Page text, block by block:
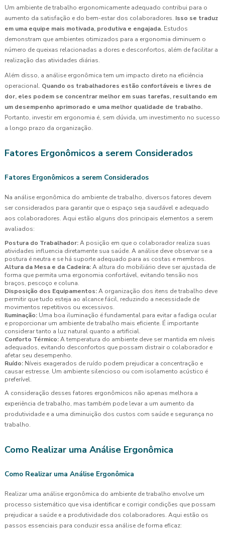
Um ambiente de trabalho ergonomicamente adequado contribui para o
aumento da satisfação e do bem-estar dos colaboradores. Isso se traduz
em uma equipe mais motivada, produtiva e engajada. Estudos
demonstram que ambientes otimizados para a ergonomia diminuem o
número de queixas relacionadas a dores e desconfortos, além de facilitar a
realização das atividades diárias.
Além disso, a análise ergonômica tem um impacto direto na eficiência
operacional. Quando os trabalhadores estão confortáveis e livres de
dor, eles podem se concentrar melhor em suas tarefas, resultando em
um desempenho aprimorado e uma melhor qualidade de trabalho.
Portanto, investir em ergonomia é, sem dúvida, um investimento no sucesso
a longo prazo da organização.
Fatores Ergonômicos a serem Considerados
Fatores Ergonômicos a serem Considerados
Na análise ergonômica do ambiente de trabalho, diversos fatores devem
ser considerados para garantir que o espaço seja saudável e adequado
aos colaboradores. Aqui estão alguns dos principais elementos a serem
avaliados:
Postura do Trabalhador:A posição em que o colaborador realiza suas
atividades influencia diretamente sua saúde. A análise deve observar se a
postura é neutra e se há suporte adequado para as costas e membros.
Altura da Mesa e da Cadeira:A altura do mobiliário deve ser ajustada de
forma que permita uma ergonomia confortável, evitando tensão nos
braços, pescoço e coluna.
Disposição dos Equipamentos:A organização dos itens de trabalho deve
permitir que tudo esteja ao alcance fácil, reduzindo a necessidade de
movimentos repetitivos ou excessivos.
Iluminação: Uma boa iluminação é fundamental para evitar a fadiga ocular
e proporcionar um ambiente de trabalho mais eficiente. É importante
considerar tanto a luz natural quanto a artificial.
Conforto Térmico:A temperatura do ambiente deve ser mantida em níveis
adequados, evitando desconfortos que possam distrair o colaborador e
afetar seu desempenho.
Ruído: Níveis exagerados de ruído podem prejudicar a concentração e
causar estresse. Um ambiente silencioso ou com isolamento acústico é
preferível.
A consideração desses fatores ergonômicos não apenas melhora a
experiência de trabalho, mas também pode levar a um aumento da
produtividade e a uma diminuição dos custos com saúde e segurança no
trabalho.
Como Realizar uma Análise Ergonômica
Como Realizar uma Análise Ergonômica
Realizar uma análise ergonômica do ambiente de trabalho envolve um
processo sistemático que visa identificar e corrigir condições que possam
prejudicar a saúde e a produtividade dos colaboradores. Aqui estão os
passos essenciais para conduzir essa análise de forma eficaz: